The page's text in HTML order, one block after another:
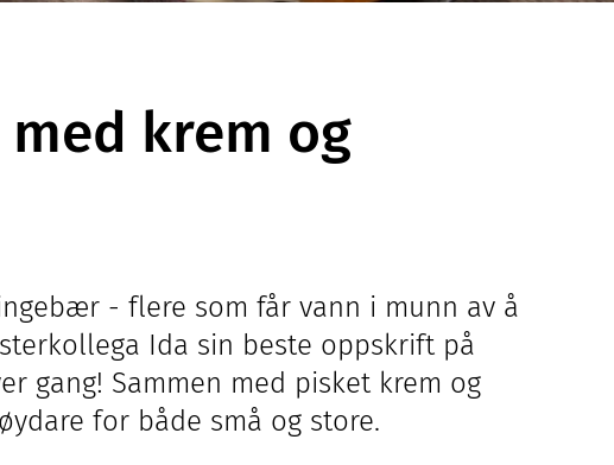
krem og
- flere som får vann i munn av å
Ida sin beste oppskrift på
gang! Sammen med pisket krem og
for både små og store.